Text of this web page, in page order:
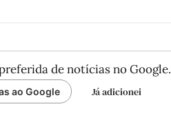
de notícias no Google.
ao Google Já adicionei